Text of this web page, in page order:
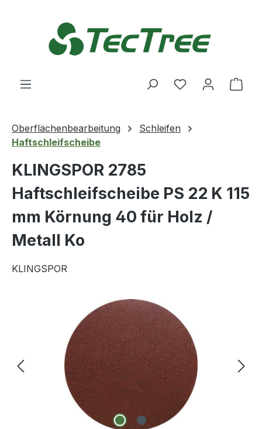
Du hast 0
Oberflächenbearbeitung
Schleifen
Haftschleifscheibe
KLINGSPOR 2785
Haftschleifscheibe PS 22 K 115
mm Körnung 40 für Holz /
Metall Ko
KLINGSPOR
Bildergalerie überspringen